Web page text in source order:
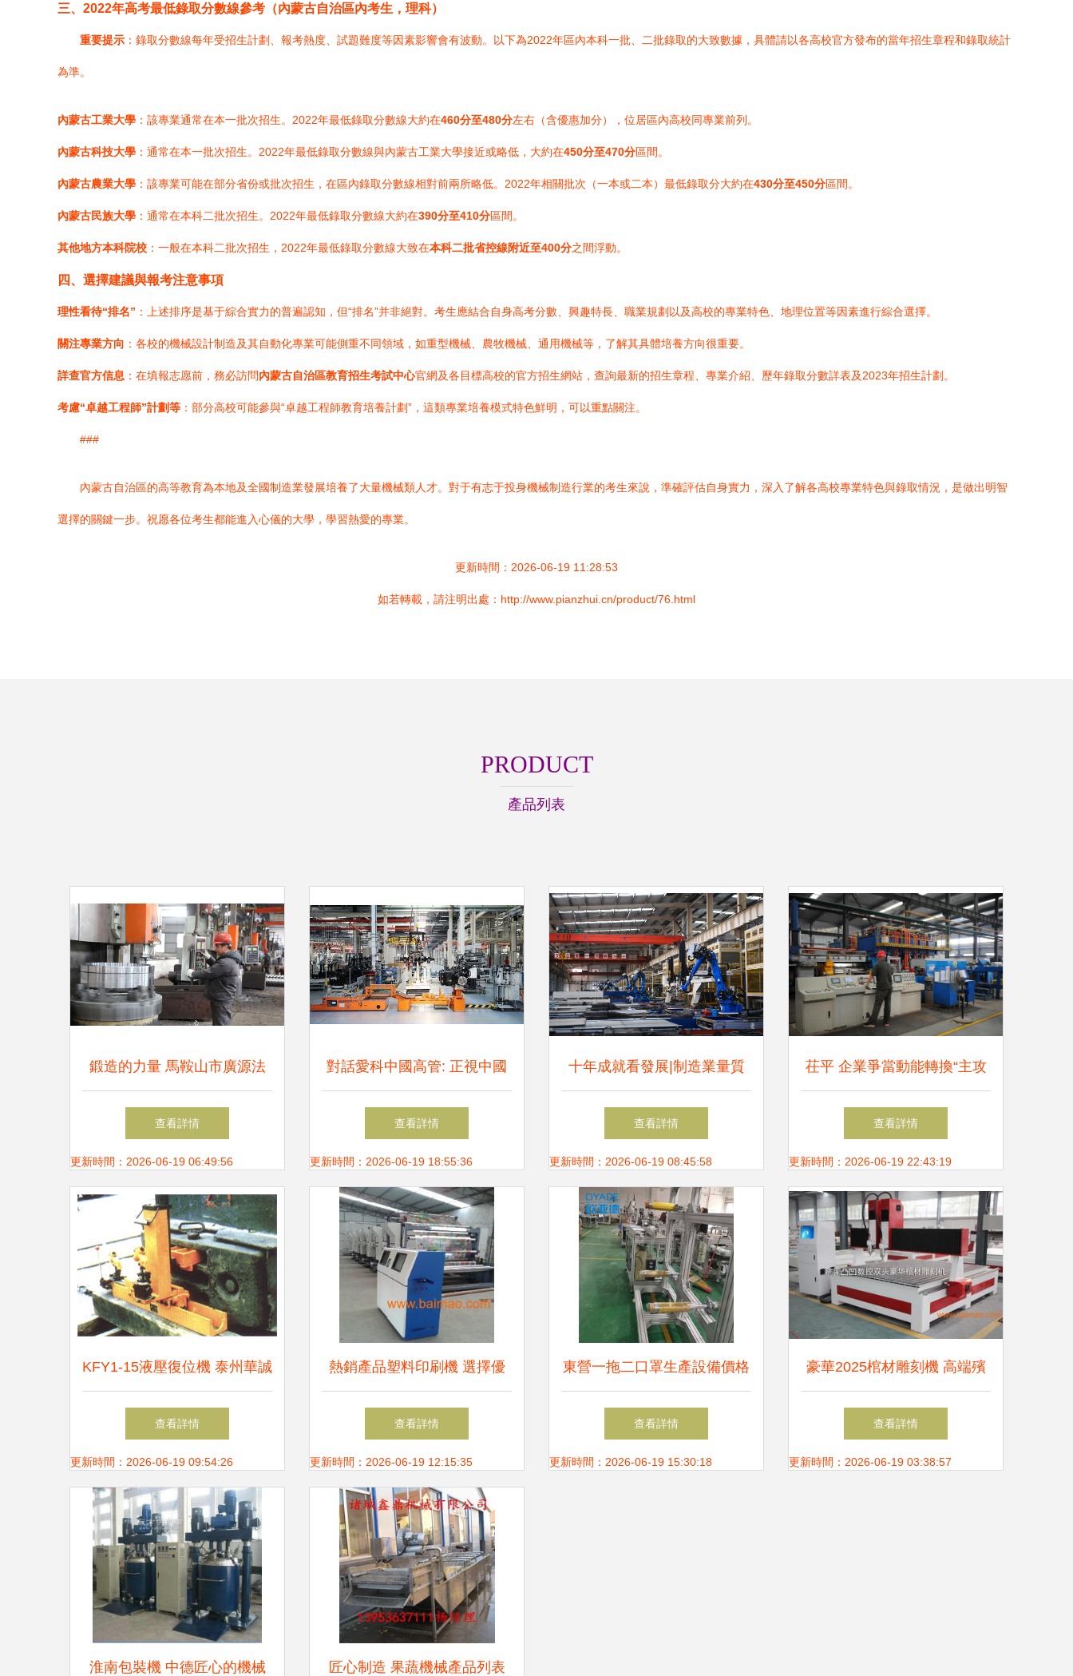
三、2022年高考最低錄取分數線參考（內蒙古自治區內考生，理科）
重要提示 ：錄取分數線每年受招生計劃、報考熱度、試題難度等因素影響會有波動。以下為2022年區內本科一批、二批錄取的大致數據，具體請以各高校官方發布的當年招生章程和錄取統計
為準。
內蒙古工業大學 ：該專業通常在本一批次招生。2022年最低錄取分數線大約在460分至480分左右（含優惠加分），位居區內高校同專業前列。
內蒙古科技大學 ：通常在本一批次招生。2022年最低錄取分數線與內蒙古工業大學接近或略低，大約在450分至470分區間。
內蒙古農業大學 ：該專業可能在部分省份或批次招生，在區內錄取分數線相對前兩所略低。2022年相關批次（一本或二本）最低錄取分大約在430分至450分區間。
內蒙古民族大學 ：通常在本科二批次招生。2022年最低錄取分數線大約在390分至410分區間。
其他地方本科院校 ：一般在本科二批次招生，2022年最低錄取分數線大致在本科二批省控線附近至400分之間浮動。
四、選擇建議與報考注意事項
理性看待“排名” ：上述排序是基于綜合實力的普遍認知，但“排名”并非絕對。考生應結合自身高考分數、興趣特長、職業規劃以及高校的專業特色、地理位置等因素進行綜合選擇。
關注專業方向 ：各校的機械設計制造及其自動化專業可能側重不同領域，如重型機械、農牧機械、通用機械等，了解其具體培養方向很重要。
詳查官方信息 ：在填報志愿前，務必訪問內蒙古自治區教育招生考試中心官網及各目標高校的官方招生網站，查詢最新的招生章程、專業介紹、歷年錄取分數詳表及2023年招生計劃。
考慮“卓越工程師”計劃等 ：部分高校可能參與“卓越工程師教育培養計劃”，這類專業培養模式特色鮮明，可以重點關注。
###
內蒙古自治區的高等教育為本地及全國制造業發展培養了大量機械類人才。對于有志于投身機械制造行業的考生來說，準確評估自身實力，深入了解各高校專業特色與錄取情況，是做出明智
選擇的關鍵一步。祝愿各位考生都能進入心儀的大學，學習熱愛的專業。
更新時間：2026-06-19 11:28:53
如若轉載，請注明出處：http://www.pianzhui.cn/product/76.html
PRODUCT
產品列表
鍛造的力量 馬鞍山市廣源法
蘭環件生產車間紀實
查看詳情
更新時間：2026-06-19 06:49:56
對話愛科中國高管: 正視中國
市場下行壓力,愛科將在中國
打造全球化制造典范丨農機破
局者說系列報道之三
查看詳情
更新時間：2026-06-19 18:55:36
十年成就看發展|制造業量質
齊升筑牢實體經濟根基
查看詳情
更新時間：2026-06-19 08:45:58
茌平 企業爭當動能轉換“主攻
手” 機械制造突圍之路
查看詳情
更新時間：2026-06-19 22:43:19
KFY1-15液壓復位機 泰州華誠
工礦的安全先鋒裝備
查看詳情
更新時間：2026-06-19 09:54:26
熱銷產品塑料印刷機 選擇優
質工廠與合理價格的全指南
查看詳情
更新時間：2026-06-19 12:15:35
東營一拖二口罩生產設備價格
行情與生產廠家深度解析（機
械制造·多圖）
查看詳情
更新時間：2026-06-19 15:30:18
豪華2025棺材雕刻機 高端殯
葬工藝的智能制造先鋒
查看詳情
更新時間：2026-06-19 03:38:57
淮南包裝機 中德匠心的機械 匠心制造 果蔬機械產品列表